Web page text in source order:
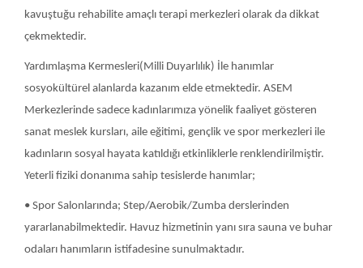
odaları hanımların istifadesine sunulmaktadır.
• Diyetisyen hizmetleri ile sağlık konusunda destek verilmektedir.
• Kuaförlük eğitimleri, saç ve cilt bakımı hizmetleri eğitim
merkezlerinde mevcuttur.
• Oyun Parkı; 3-6 yaş çocukları olan hanımlara, dersteyken
çocuklarını güvende hissedecekleri ortamlar sunmaktadır.
ASEM MERKEZLERİMİZ
1. AHIRLI ASEM
2. AKÖREN KOMEK-ASEM